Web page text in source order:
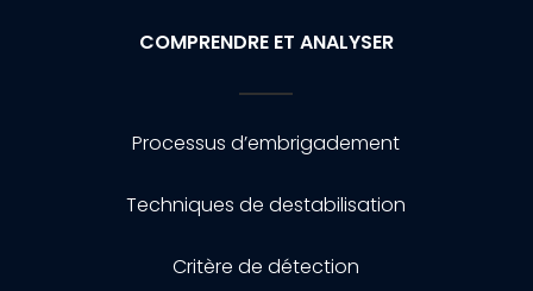
COMPRENDRE ET ANALYSER
Processus d’embrigadement
Techniques de destabilisation
Critère de détection